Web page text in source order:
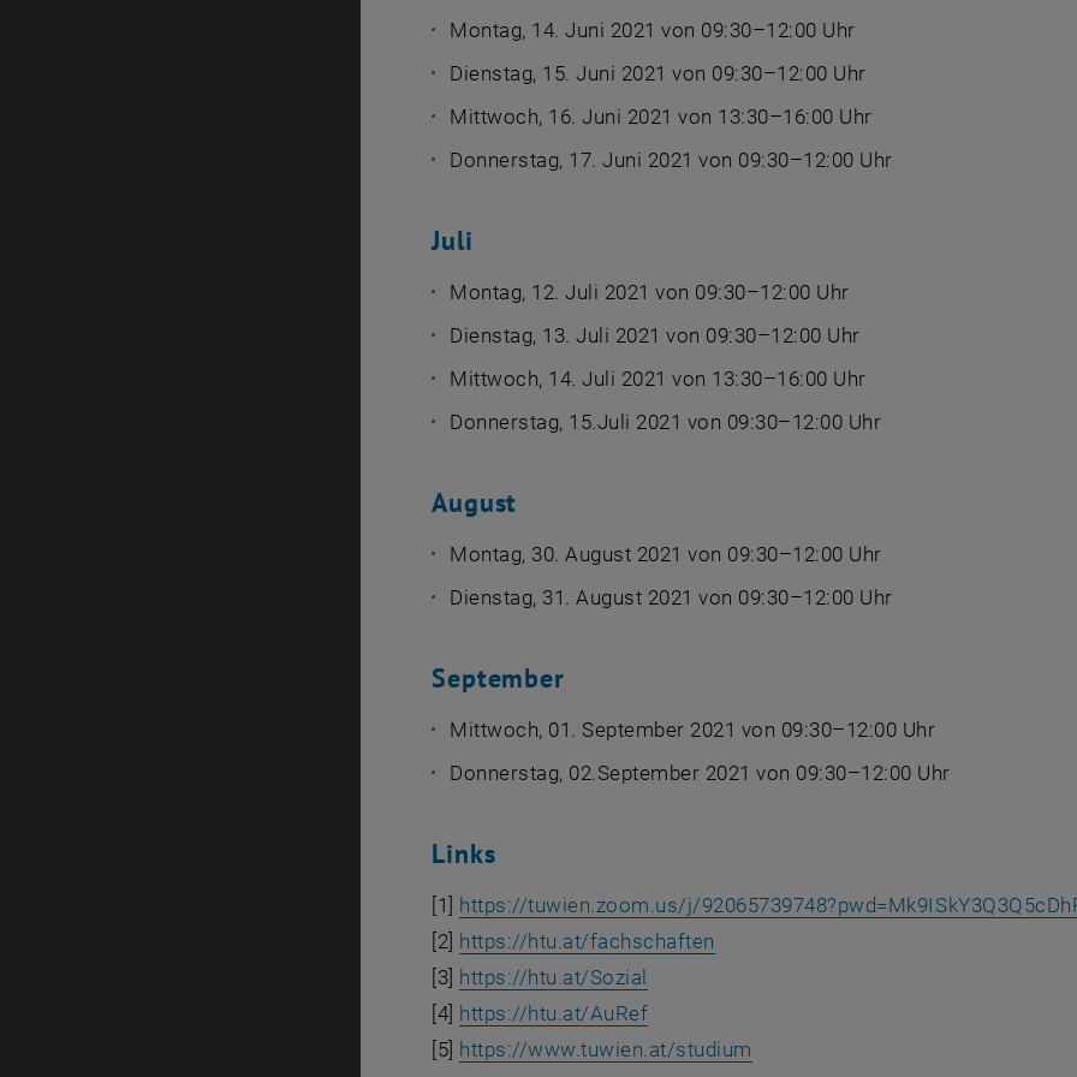
Montag, 14. Juni 2021 von 09:30–12:00 Uhr
Dienstag, 15. Juni 2021 von 09:30–12:00 Uhr
Mittwoch, 16. Juni 2021 von 13:30–16:00 Uhr
Donnerstag, 17. Juni 2021 von 09:30–12:00 Uhr
Juli
Montag, 12. Juli 2021 von 09:30–12:00 Uhr
Dienstag, 13. Juli 2021 von 09:30–12:00 Uhr
Mittwoch, 14. Juli 2021 von 13:30–16:00 Uhr
Donnerstag, 15.Juli 2021 von 09:30–12:00 Uhr
August
Montag, 30. August 2021 von 09:30–12:00 Uhr
Dienstag, 31. August 2021 von 09:30–12:00 Uhr
September
Mittwoch, 01. September 2021 von 09:30–12:00 Uhr
Donnerstag, 02.September 2021 von 09:30–12:00 Uhr
Links
[1] https://tuwien.zoom.us/j/
[2] https://htu.at/fachschaften
[3] https://htu.at/Sozial
[4] https://htu.at/AuRef, öffnet eine externe URL in einem neuen
[5] https://www.tuwien.at/studium